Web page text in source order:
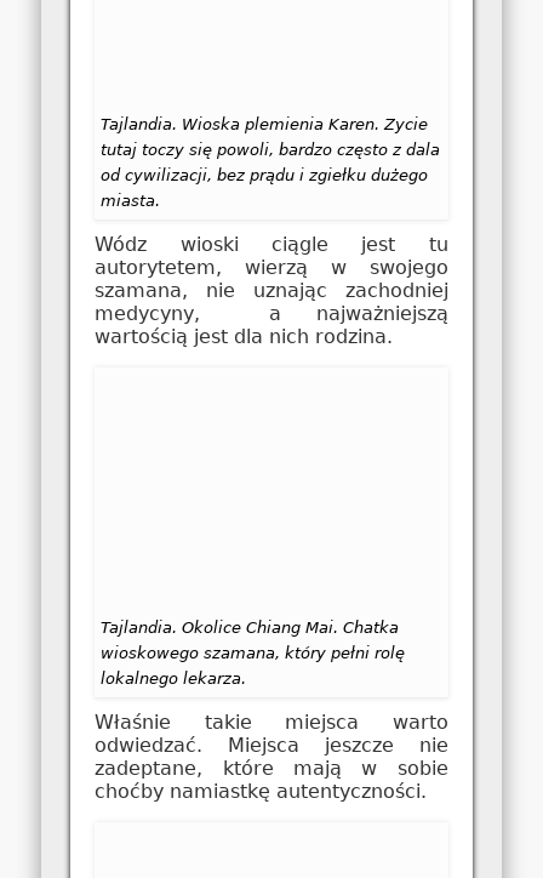
Tajlandia. Wioska plemienia Karen. Zycie
tutaj toczy się powoli, bardzo często z dala
od cywilizacji, bez prądu i zgiełku dużego
miasta.
Wódz wioski ciągle jest tu
autorytetem, wierzą w swojego
szamana, nie uznając zachodniej
medycyny, a najważniejszą
wartością jest dla nich rodzina.
Tajlandia. Okolice Chiang Mai. Chatka
wioskowego szamana, który pełni rolę
lokalnego lekarza.
Właśnie takie miejsca warto
odwiedzać. Miejsca jeszcze nie
zadeptane, które mają w sobie
choćby namiastkę autentyczności.